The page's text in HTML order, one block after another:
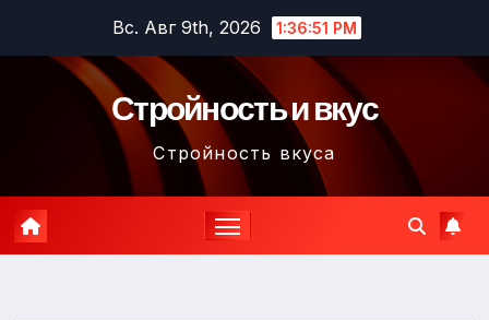
содержимому
Вс. Авг 9th, 2026 1:36:53 PM
Стройность и вкус
Стройность вкуса